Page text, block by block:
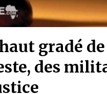
gradé
des